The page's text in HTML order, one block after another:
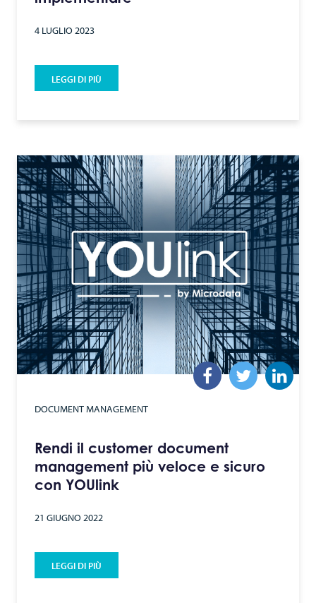
4 LUGLIO 2023
LEGGI DI PIÙ
DOCUMENT MANAGEMENT
Rendi il customer document
management più veloce e sicuro
con YOUlink
21 GIUGNO 2022
LEGGI DI PIÙ